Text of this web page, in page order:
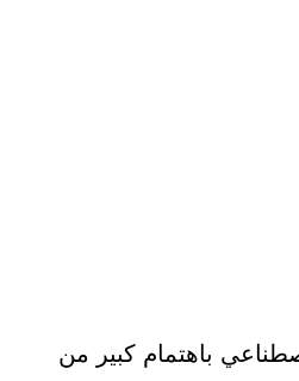
باهتمام كبير من